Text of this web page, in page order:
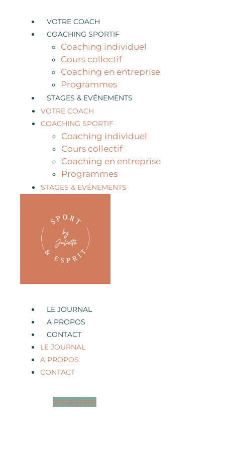
contenu
VOTRE COACH
COACHING SPORTIF
Coaching individuel
Cours collectif
Coaching en entreprise
Programmes
STAGES & EVÉNEMENTS
VOTRE COACH
COACHING SPORTIF
Coaching individuel
Cours collectif
Coaching en entreprise
Programmes
STAGES & EVÉNEMENTS
LE JOURNAL
A PROPOS
CONTACT
LE JOURNAL
A PROPOS
CONTACT
Instagram